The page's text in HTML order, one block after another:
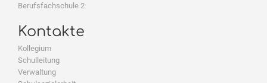
Berufsfachschule 2
Kontakte
Kollegium
Schulleitung
Verwaltung